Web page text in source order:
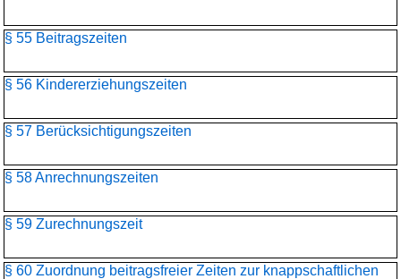
§ 55 Beitragszeiten
§ 56 Kindererziehungszeiten
§ 57 Berücksichtigungszeiten
§ 58 Anrechnungszeiten
§ 59 Zurechnungszeit
§ 60 Zuordnung beitragsfreier Zeiten zur knappschaftlichen